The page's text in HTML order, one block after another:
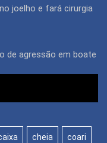
joelho e fará cirurgia
de agressão em boate
cheia coari